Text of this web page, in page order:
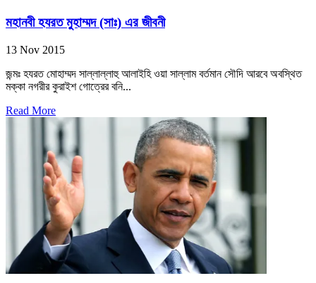
মহানবী হযরত মুহাম্মদ (সাঃ) এর জীবনী
13 Nov 2015
জন্মঃ হযরত মোহাম্মদ সাল্লাল্লাহু আলাইহি ওয়া সাল্লাম বর্তমান সৌদি আরবে অবস্থিত
মক্কা নগরীর কুরাইশ গোত্রের বনি...
Read More